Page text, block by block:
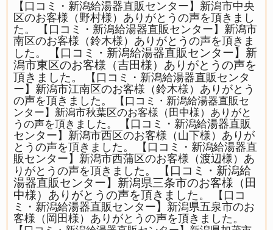
【口コミ・新潟給湯器直販センター】新潟市中央
区のお客様（野村様）ありがとうの声を頂きまし
た。
【口コミ・新潟給湯器直販センター】新潟市
南区のお客様（鈴木様）ありがとうの声を頂きま
した。
【口コミ・新潟給湯器直販センター】新
潟市東区のお客様（吉田様）ありがとうの声を
頂きました。
【口コミ・新潟給湯器直販センタ
ー】新潟市江南区のお客様（鈴木様）ありがとう
の声を頂きました。
【口コミ・新潟給湯器直販セ
ンター】新潟市秋葉区のお客様（田中様）ありがと
うの声を頂きました。
【口コミ・新潟給湯器直販
センター】新潟市西区のお客様（山下様）ありが
とうの声を頂きました。
【口コミ・新潟給湯器直
販センター】新潟市西蒲区のお客様（渡辺様）あ
りがとうの声を頂きました。
【口コミ・新潟給
湯器直販センター】新潟県三条市のお客様（田
中様）ありがとうの声を頂きました。
【口コ
ミ・新潟給湯器直販センター】新潟県五泉市のお
客様（岡田様）ありがとうの声を頂きました。